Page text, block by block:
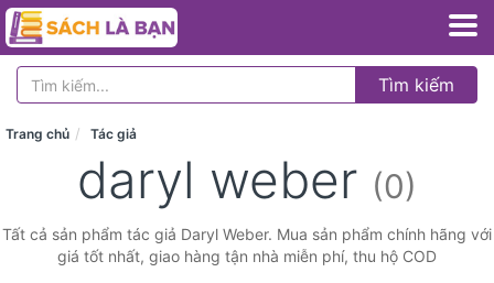
Tìm kiếm
Trang chủ Tác giả
daryl weber (0)
Tất cả sản phẩm tác giả Daryl Weber. Mua sản phẩm chính hãng với
giá tốt nhất, giao hàng tận nhà miễn phí, thu hộ COD